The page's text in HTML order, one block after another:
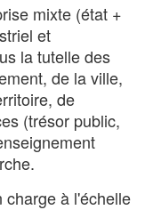
mixte (état +
et
la tutelle des
de la ville,
de
(trésor public,
charge à l'échelle